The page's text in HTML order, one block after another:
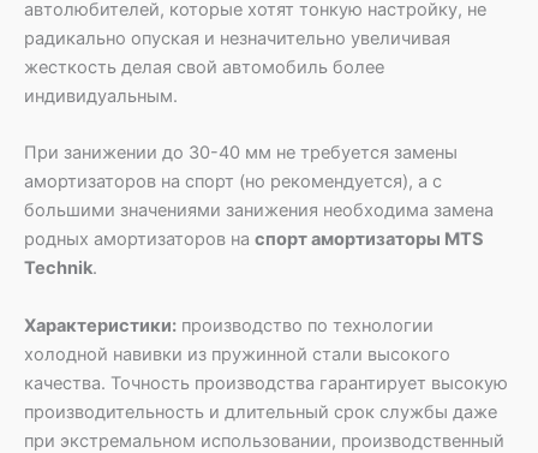
автолюбителей, которые хотят тонкую настройку, не
радикально опуская и незначительно увеличивая
жесткость делая свой автомобиль более
индивидуальным.
При занижении до 30-40 мм не требуется замены
амортизаторов на спорт (но рекомендуется), а с
большими значениями занижения необходима замена
родных амортизаторов на спорт амортизаторы MTS
Technik.
Характеристики: производство по технологии
холодной навивки из пружинной стали высокого
качества. Точность производства гарантирует высокую
производительность и длительный срок службы даже
при экстремальном использовании, производственный